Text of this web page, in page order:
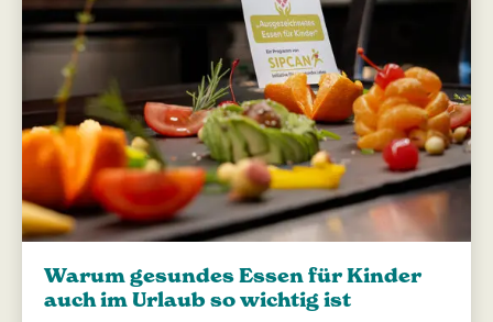
Warum gesundes Essen für Kinder
auch im Urlaub so wichtig ist